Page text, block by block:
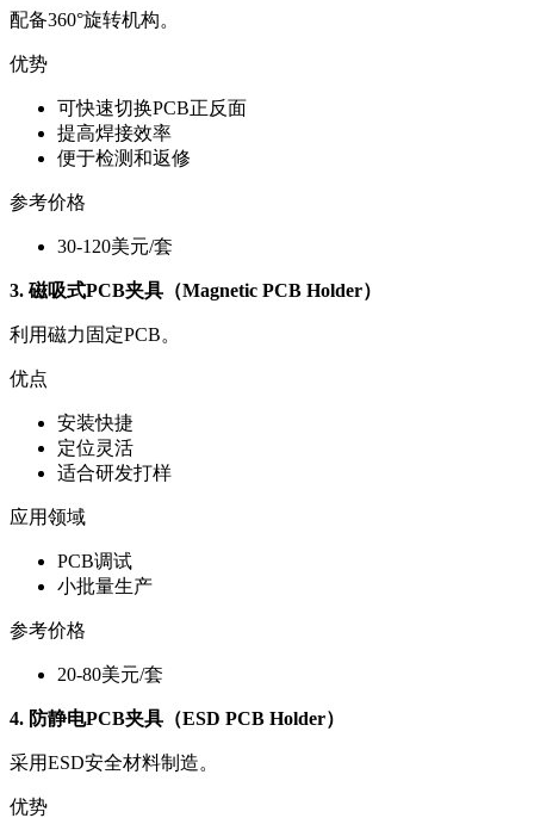
配备360°旋转机构。
优势
可快速切换PCB正反面
提高焊接效率
便于检测和返修
参考价格
30-120美元/套
3. 磁吸式PCB夹具（Magnetic PCB Holder）
利用磁力固定PCB。
优点
安装快捷
定位灵活
适合研发打样
应用领域
PCB调试
小批量生产
参考价格
20-80美元/套
4. 防静电PCB夹具（ESD PCB Holder）
采用ESD安全材料制造。
优势